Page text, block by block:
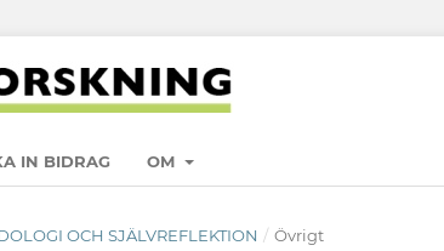
IN BIDRAG OM
OCH SJÄLVREFLEKTION / Övrigt